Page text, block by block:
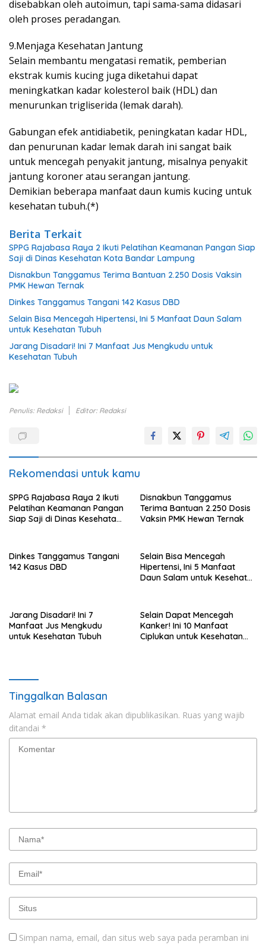
disebabkan oleh autoimun, tapi sama-sama didasari
oleh proses peradangan.
9.Menjaga Kesehatan Jantung
Selain membantu mengatasi rematik, pemberian
ekstrak kumis kucing juga diketahui dapat
meningkatkan kadar kolesterol baik (HDL) dan
menurunkan trigliserida (lemak darah).
Gabungan efek antidiabetik, peningkatan kadar HDL,
dan penurunan kadar lemak darah ini sangat baik
untuk mencegah penyakit jantung, misalnya penyakit
jantung koroner atau serangan jantung.
Demikian beberapa manfaat daun kumis kucing untuk
kesehatan tubuh.(*)
Berita Terkait
SPPG Rajabasa Raya 2 Ikuti Pelatihan Keamanan Pangan Siap
Saji di Dinas Kesehatan Kota Bandar Lampung
Disnakbun Tanggamus Terima Bantuan 2.250 Dosis Vaksin
PMK Hewan Ternak
Dinkes Tanggamus Tangani 142 Kasus DBD
Selain Bisa Mencegah Hipertensi, Ini 5 Manfaat Daun Salam
untuk Kesehatan Tubuh
Jarang Disadari! Ini 7 Manfaat Jus Mengkudu untuk
Kesehatan Tubuh
Penulis: Redaksi Editor: Redaksi
Rekomendasi untuk kamu
SPPG Rajabasa Raya 2 Ikuti
Pelatihan Keamanan Pangan
Siap Saji di Dinas Kesehatan
Disnakbun Tanggamus
Terima Bantuan 2.250 Dosis
Vaksin PMK Hewan Ternak
Dinkes Tanggamus Tangani
142 Kasus DBD
Selain Bisa Mencegah
Hipertensi, Ini 5 Manfaat
Daun Salam untuk Kesehatan
Jarang Disadari! Ini 7
Manfaat Jus Mengkudu
untuk Kesehatan Tubuh
Selain Dapat Mencegah
Kanker! Ini 10 Manfaat
Ciplukan untuk Kesehatan
Tinggalkan Balasan
Alamat email Anda tidak akan dipublikasikan. Ruas yang wajib
ditandai *
Simpan nama, email, dan situs web saya pada peramban ini